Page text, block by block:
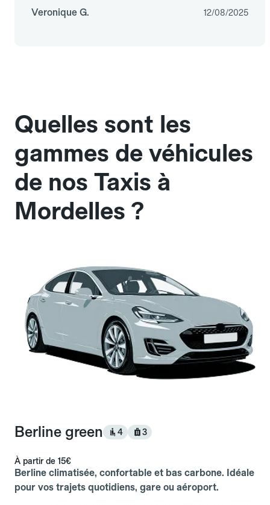
Veronique G. 12/08/2025
Quelles sont les
gammes de véhicules
de nos Taxis à
Mordelles ?
Berline green 4 3
À partir de 15€
Berline climatisée, confortable et bas carbone. Idéale
pour vos trajets quotidiens, gare ou aéroport.